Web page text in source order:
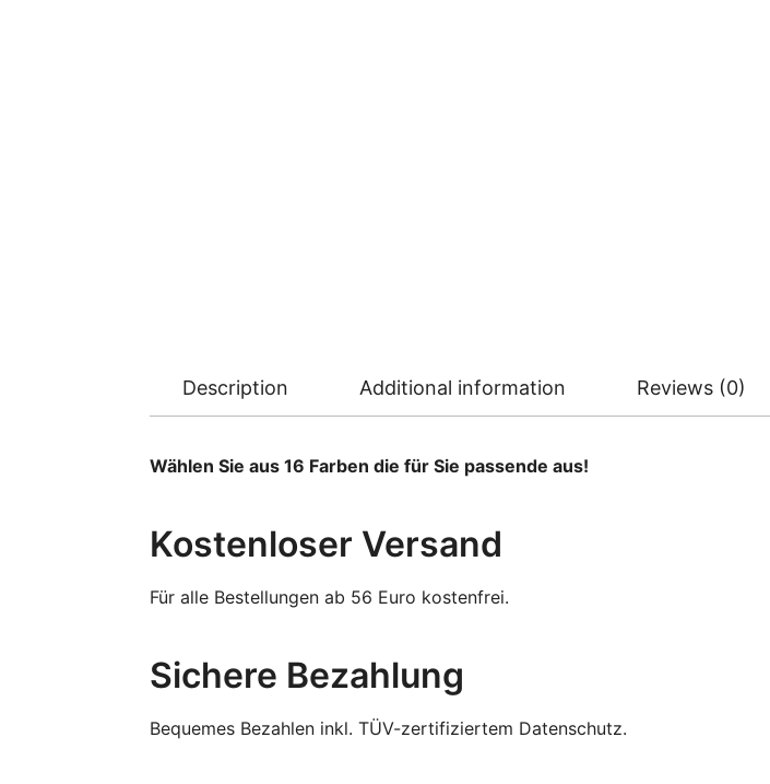
Description Additional information Reviews (0)
Wählen Sie aus 16 Farben die für Sie passende aus!
Kostenloser Versand
Für alle Bestellungen ab 56 Euro kostenfrei.
Sichere Bezahlung
Bequemes Bezahlen inkl. TÜV-zertifiziertem Datenschutz.